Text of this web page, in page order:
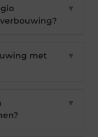
▼
met
▼
▼